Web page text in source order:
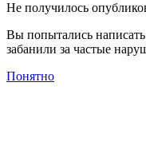
Не получилось
Вы попытались
забанили за частые
Понятно